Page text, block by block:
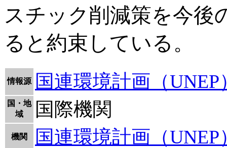
スチック削減策を今後
ると約束している。
情報源 国連環境計画（
国・地
域
国際機関
機関 国連環境計画（UNEP